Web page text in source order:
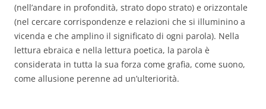
(nell’andare in profondità, strato dopo strato) e orizzontale
(nel cercare corrispondenze e relazioni che si illuminino a
vicenda e che amplino il significato di ogni parola). Nella
lettura ebraica e nella lettura poetica, la parola è
considerata in tutta la sua forza come grafia, come suono,
come allusione perenne ad un’ulteriorità.